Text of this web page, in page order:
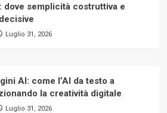
dove semplicità costruttiva e
Luglio 31, 2026
AI: come l’AI da testo a
la creatività digitale
Luglio 31, 2026